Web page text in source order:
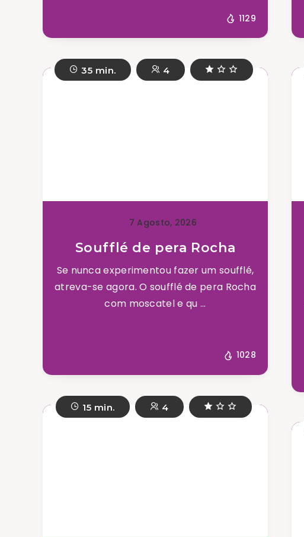
1129
35 min. 4
7 Agosto, 2026
Soufflé de pera Rocha
Se nunca experimentou fazer um soufflé,
atreva-se agora. O soufflé de pera Rocha
com moscatel e qu ...
1028
15 min. 4